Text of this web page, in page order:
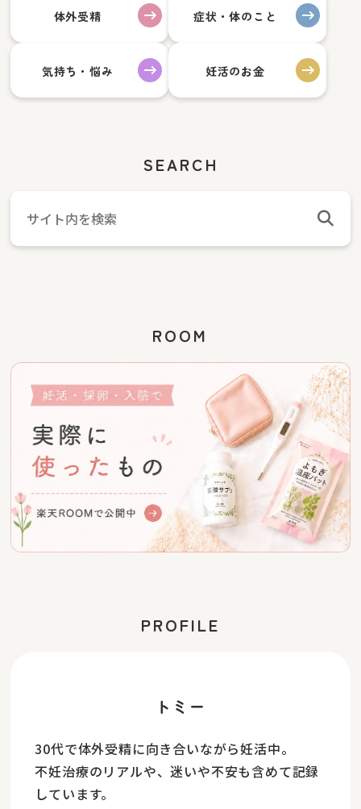
体外受精 症状・体のこと
気持ち・悩み 妊活のお金
SEARCH
ROOM
PROFILE
トミー
30代で体外受精に向き合いながら妊活中。
不妊治療のリアルや、迷いや不安も含めて記録
しています。